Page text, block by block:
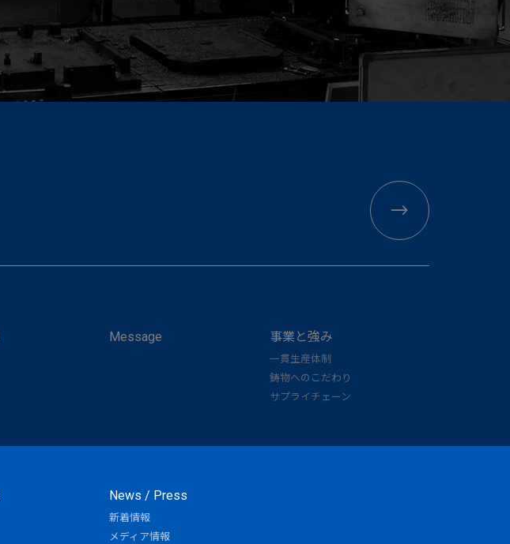
Message 事業と強み
一貫生産体制
鋳物へのこだわり
サプライチェーン
News / Press
新着情報
メディア情報